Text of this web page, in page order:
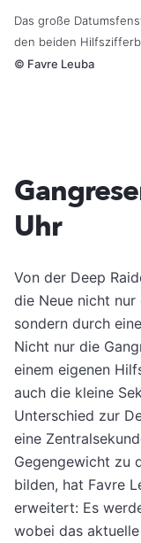
Das große
den beiden
© Favre Leuba
Uhr
Von der Deep
die Neue nicht
sondern durch
Nicht nur die
einem eigenen
auch die kleine
Unterschied zur
eine
Gegengewicht zu
bilden, hat Favre
erweitert: Es
wobei das